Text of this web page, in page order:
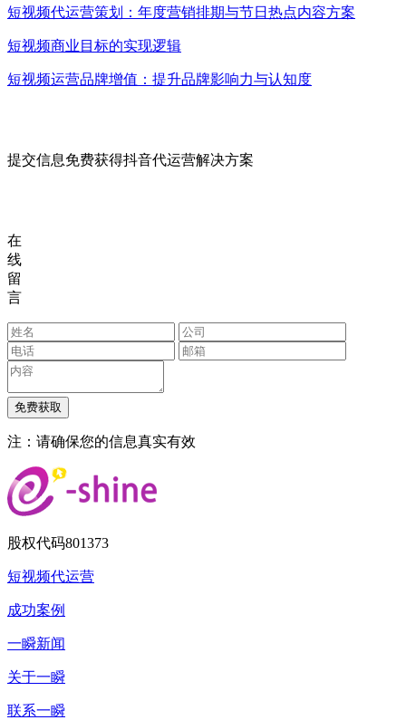
短视频代运营策划：年度营销排期与节日热点内容方案
短视频商业目标的实现逻辑
短视频运营品牌增值：提升品牌影响力与认知度
提交信息免费获得抖音代运营解决方案
在
线
留
言
注：请确保您的信息真实有效
股权代码801373
短视频代运营
成功案例
一瞬新闻
关于一瞬
联系一瞬